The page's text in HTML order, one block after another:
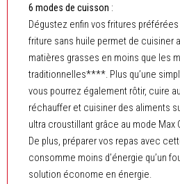
6 modes de cuisson :
Dégustez enfin vos fritures
friture sans huile permet de cuisiner
matières grasses en moins que les
traditionnelles****. Plus qu’une
vous pourrez également rôtir, cuire
réchauffer et cuisiner des aliments
ultra croustillant grâce au mode Max
De plus, préparer vos repas avec
consomme moins d’énergie qu’un
solution économe en énergie.